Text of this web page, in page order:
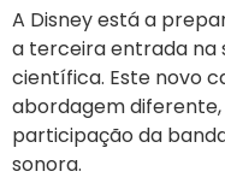
​A Disney está a
a terceira entrada na
científica. Este novo
abordagem
participação da
sonora.